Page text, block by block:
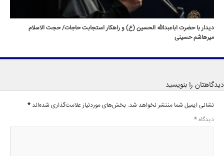
دیدار با حضرت اباعبدالله الحسین (ع) و راهکار استجابت حاجات/ حجت الاسلام
میرهاشم حسینی
دیدگاهتان را بنویسید
نشانی ایمیل شما منتشر نخواهد شد. بخش‌های موردنیاز علامت‌گذاری شده‌اند *
دیدگاه*